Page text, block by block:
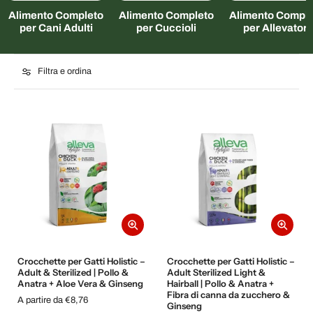
Alimento Completo
per Cani Adulti
Alimento Completo
per Cuccioli
Alimento
per Allevatori
Filtra e ordina
Crocchette per Gatti Holistic –
Adult & Sterilized | Pollo &
Anatra + Aloe Vera & Ginseng
A partire da €8,76
Crocchette per Gatti Holistic –
Adult Sterilized Light &
Hairball | Pollo & Anatra +
Fibra di canna da zucchero &
Ginseng